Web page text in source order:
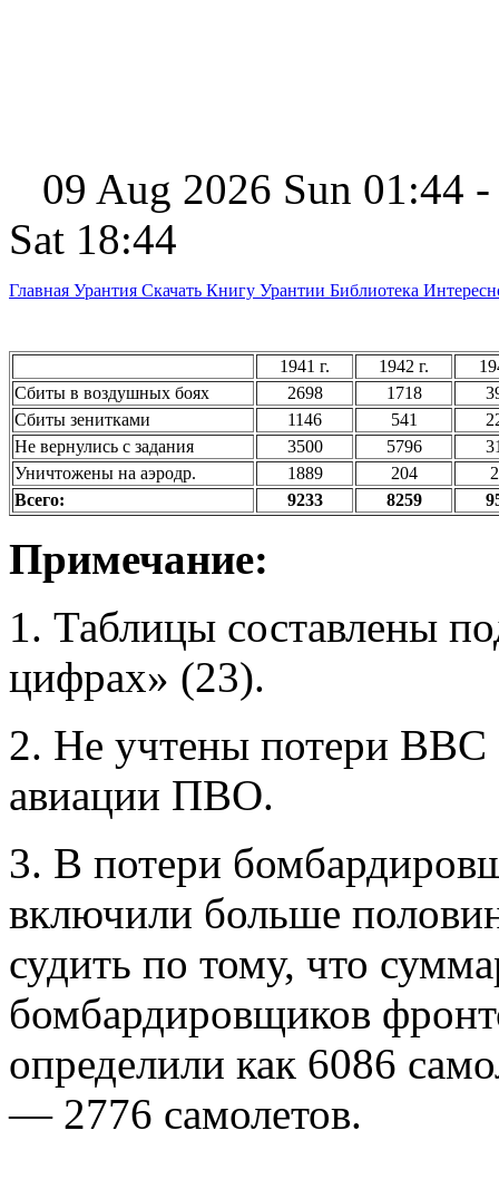
09 Aug 2026 Sun 01:44
Sat 18:44
Главная Урантия Скачать Книгу Урантии Библиотека
1941 г. 1942 г.
Сбиты в воздушных боях
2698 1718
Сбиты зенитками
1146 541
Не вернулись с задания
3500 5796
Уничтожены на аэродр.
1889 204
Всего:
9233 8259
Примечание:
1. Таблицы составлены
цифрах» (23).
2. Не учтены потери ВВС
авиации ПВО.
3. В потери
включили больше
судить по тому, что
бомбардировщиков
определили как 6086
— 2776 самолетов.